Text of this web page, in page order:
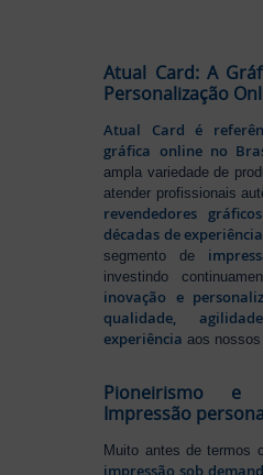
Atual Card: A
Personalização
Atual Card é
gráfica online no
ampla variedade de
atender profissionais
revendedores gráficos
décadas de experiência
segmento de
investindo
inovação e
qualidade,
experiência aos nossos
Pioneirismo e
Impressão
Muito antes de termos
impressão sob